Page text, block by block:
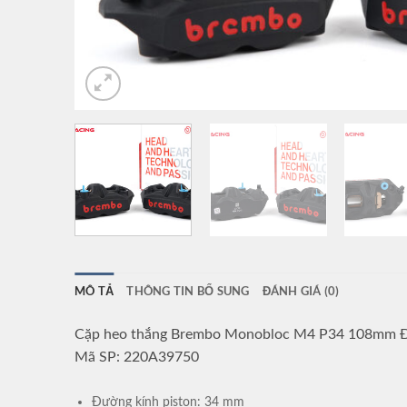
MÔ TẢ THÔNG TIN BỔ SUNG ĐÁNH GIÁ (0)
Cặp heo thắng Brembo Monobloc M4 P34 108mm
Mã SP: 220A39750
Đường kính piston: 34 mm